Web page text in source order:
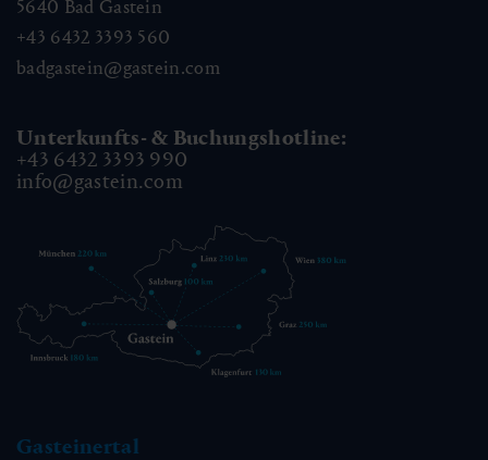
5640 Bad Gastein
+43 6432 3393 560
badgastein@gastein.com
Unterkunfts- & Buchungshotline:
+43 6432 3393 990
info@gastein.com
Gasteinertal